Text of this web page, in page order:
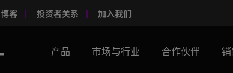
博客 投资者关系 加入我们
产品 市场与行业 合作伙伴